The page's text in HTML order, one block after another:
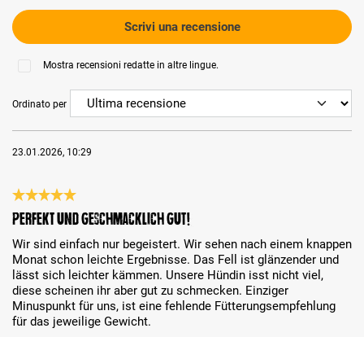
Scrivi una recensione
Mostra recensioni redatte in altre lingue.
Ordinato per
23.01.2026, 10:29
Recensione con valutazione di 5 su 5 stelle
Perfekt und geschmacklich gut!
Wir sind einfach nur begeistert. Wir sehen nach einem knappen
Monat schon leichte Ergebnisse. Das Fell ist glänzender und
lässt sich leichter kämmen. Unsere Hündin isst nicht viel,
diese scheinen ihr aber gut zu schmecken. Einziger
Minuspunkt für uns, ist eine fehlende Fütterungsempfehlung
für das jeweilige Gewicht.